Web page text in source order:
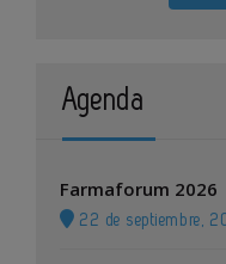
Agenda
Farmaforum 2026
22 de septiembre,